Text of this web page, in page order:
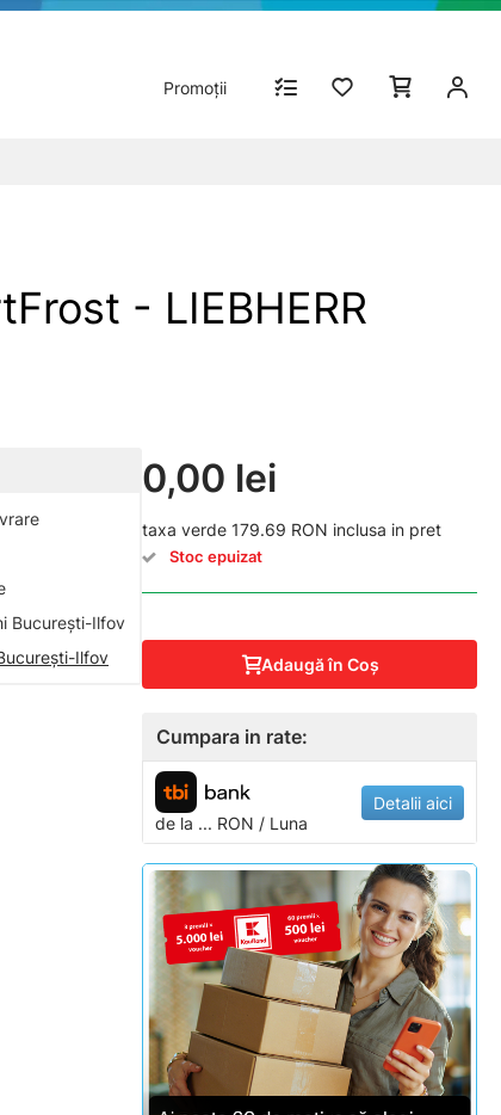
Promoții
- LIEBHERR
București-Ilfov
Ilfov
0,00 lei
taxa verde 179.69 RON inclusa in pret
Stoc epuizat
Adaugă în Coş
Cumpara in rate:
de la ... RON / Luna
Detalii aici